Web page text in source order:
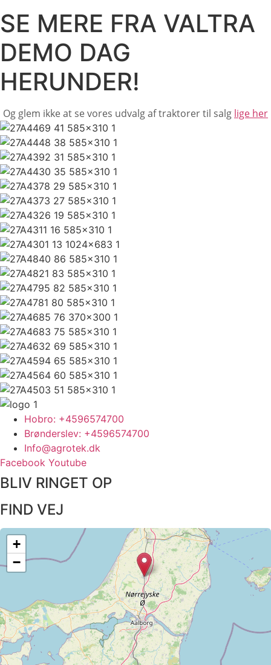
SE MERE FRA VALTRA
DEMO DAG
HERUNDER!
Og glem ikke at se vores udvalg af traktorer til salg lige her
Hobro: +4596574700
Brønderslev: +4596574700
Info@agrotek.dk
Facebook Youtube
BLIV RINGET OP​
FIND VEJ​
+
−